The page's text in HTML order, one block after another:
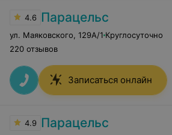
4.6 Парацельс
ул. Маяковского 129А/1 Круглосуточно
220 отзывов
Записаться онлайн
4.9 Парацельс